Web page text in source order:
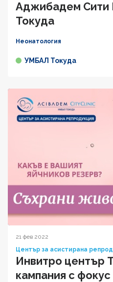
Аджибадем Сити
Токуда
Неонатология
УМБАЛ Токуда
21 фев 2022
Център за асистирана
Инвитро център
кампания с